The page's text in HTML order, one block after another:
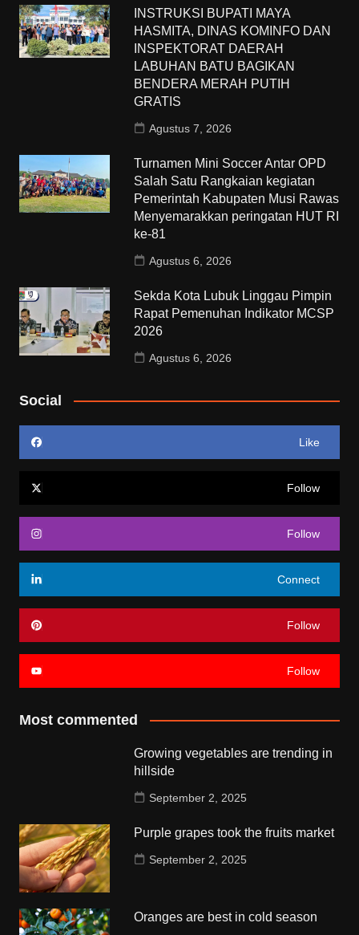
INSTRUKSI BUPATI MAYA
HASMITA, DINAS KOMINFO DAN
INSPEKTORAT DAERAH
LABUHAN BATU BAGIKAN
BENDERA MERAH PUTIH
GRATIS
Agustus 7, 2026
Turnamen Mini Soccer Antar OPD
Salah Satu Rangkaian kegiatan
Pemerintah Kabupaten Musi Rawas
Menyemarakkan peringatan HUT RI
ke-81
Agustus 6, 2026
Sekda Kota Lubuk Linggau Pimpin
Rapat Pemenuhan Indikator MCSP
2026
Agustus 6, 2026
Social
Like
Follow
Follow
Connect
Follow
Follow
Most commented
Growing vegetables are trending in
hillside
September 2, 2025
Purple grapes took the fruits market
September 2, 2025
Oranges are best in cold season